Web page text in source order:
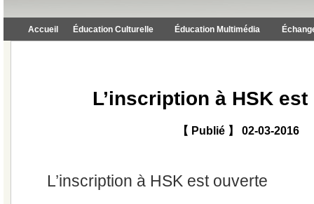
Accueil Éducation Culturelle Éducation Multimédia
L’inscription à HSK
【 Publié 】 02-03-2016
L’inscription à HSK est ouverte